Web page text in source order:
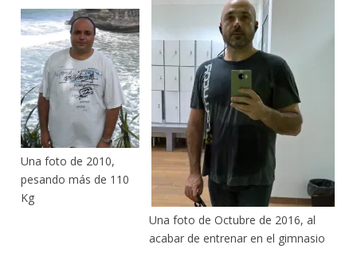
Una foto de 2010,
pesando más de 110
Kg
Una foto de Octubre de 2016, al
acabar de entrenar en el gimnasio